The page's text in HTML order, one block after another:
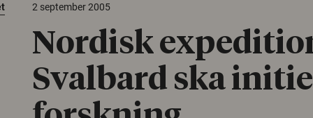
2 september 2005
Nordisk
Svalbard ska